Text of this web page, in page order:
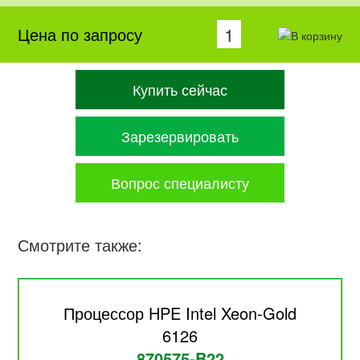
Цена по запросу
Купить сейчас
Зарезервировать
Вопрос специалисту
Смотрите также:
Процессор HPE Intel Xeon-Gold
6126